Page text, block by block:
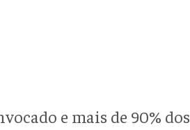
e mais de 90% dos